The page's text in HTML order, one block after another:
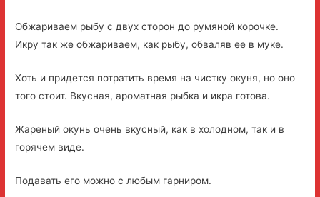
Обжариваем рыбу с двух сторон до румяной корочке.
Икру так же обжариваем, как рыбу, обваляв ее в муке.
Хоть и придется потратить время на чистку окуня, но оно
того стоит. Вкусная, ароматная рыбка и икра готова.
Жареный окунь очень вкусный, как в холодном, так и в
горячем виде.
Подавать его можно с любым гарниром.